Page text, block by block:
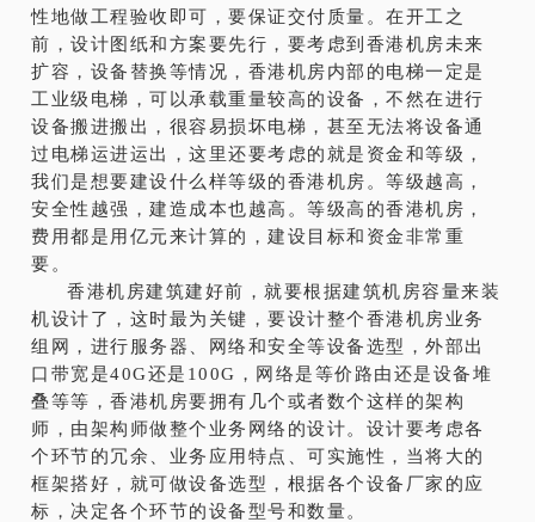
性地做工程验收即可，要保证交付质量。在开工之
前，设计图纸和方案要先行，要考虑到香港机房未来
扩容，设备替换等情况，香港机房内部的电梯一定是
工业级电梯，可以承载重量较高的设备，不然在进行
设备搬进搬出，很容易损坏电梯，甚至无法将设备通
过电梯运进运出，这里还要考虑的就是资金和等级，
我们是想要建设什么样等级的香港机房。等级越高，
安全性越强，建造成本也越高。等级高的香港机房，
费用都是用亿元来计算的，建设目标和资金非常重
要。
香港机房建筑建好前，就要根据建筑机房容量来装
机设计了，这时最为关键，要设计整个香港机房业务
组网，进行服务器、网络和安全等设备选型，外部出
口带宽是40G还是100G，网络是等价路由还是设备堆
叠等等，香港机房要拥有几个或者数个这样的架构
师，由架构师做整个业务网络的设计。设计要考虑各
个环节的冗余、业务应用特点、可实施性，当将大的
框架搭好，就可做设备选型，根据各个设备厂家的应
标，决定各个环节的设备型号和数量。